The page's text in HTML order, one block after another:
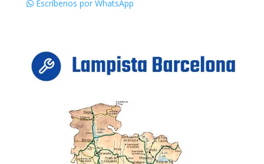
Escríbenos por WhatsApp